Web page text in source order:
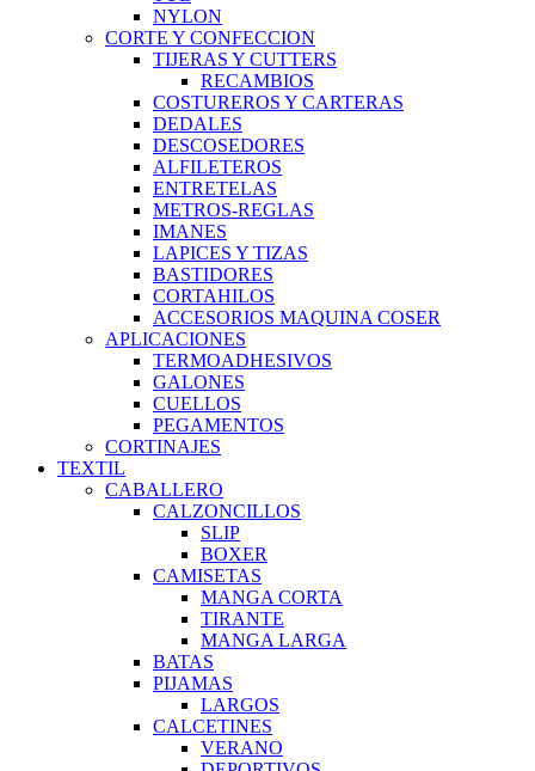
NYLON
CORTE Y CONFECCION
TIJERAS Y CUTTERS
RECAMBIOS
COSTUREROS Y CARTERAS
DEDALES
DESCOSEDORES
ALFILETEROS
ENTRETELAS
METROS-REGLAS
IMANES
LAPICES Y TIZAS
BASTIDORES
CORTAHILOS
ACCESORIOS MAQUINA COSER
APLICACIONES
TERMOADHESIVOS
GALONES
CUELLOS
PEGAMENTOS
CORTINAJES
TEXTIL
CABALLERO
CALZONCILLOS
SLIP
BOXER
CAMISETAS
MANGA CORTA
TIRANTE
MANGA LARGA
BATAS
PIJAMAS
LARGOS
CALCETINES
VERANO